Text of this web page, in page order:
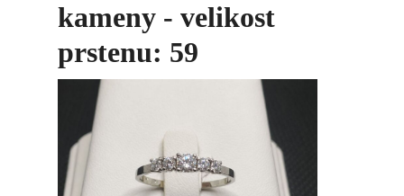
kameny - velikost
prstenu: 59